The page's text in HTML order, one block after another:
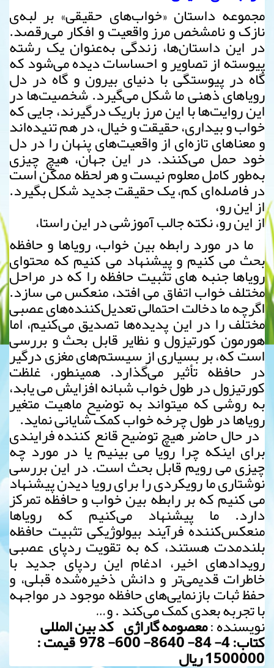
مجموعه داستان «خواب‌های حقیقی» بر لبه‌ی
نازک و نامشخص مرز واقعیت و افکار می‌رقصد.
در این داستان‌ها، زندگی به‌عنوان یک رشته
پیوسته از تصاویر و احساسات دیده می‌شود که
گاه در پیوستگی با دنیای بیرون و گاه در دل
رویاهای ذهنی ما شکل می‌گیرد. شخصیت‌ها در
این روایت‌ها با این مرز باریک درگیرند، جایی که
خواب و بیداری، حقیقت و خیال، در هم تنیده‌اند
و معناهای تازه‌ای از واقعیت‌های پنهان را در دل
خود حمل می‌کنند. در این جهان، هیچ چیزی
به‌طور کامل معلوم نیست و هر لحظه ممکن است
در فاصله‌ای کم، یک حقیقت جدید شکل بگیرد.
از این رو،
از این رو، نکته جالب آموزشی در این راستا،
ما در مورد رابطه بین خواب، رویاها و حافظه
بحث می­ کنیم و پیشنهاد می­ کنیم که محتوای
رویاها جنبه های تثبیت حافظه را که در مراحل
مختلف خواب اتفاق می­ افتد، منعکس می­ سازد.
اگرچه ما دخالت احتمالی تعدیل‌کننده‌های عصبی
مختلف را در این پدیده‌ها تصدیق می‌کنیم، اما
هورمون کورتیزول و نظایر قابل بحث و بررسی
است که، بر بسیاری از سیستم‌های مغزی درگیر
در حافظه تأثیر می‌گذارد. همین­طور، غلظت
کورتیزول در طول خواب شبانه افزایش می یابد،
به روشی که می­تواند به توضیح ماهیت متغیر
رویاها در طول چرخه خواب کمک شایانی نماید.
در حال حاضر هیچ توضیح قانع کننده­ فرایندی
برای اینکه چرا رویا می­ بینیم یا در مورد چه
چیزی می­ رویم قابل بحث است. در این بررسی
نوشتاری ما رویکردی را برای رویا دیدن پیشنهاد
می ­کنیم که بر رابطه بین خواب و حافظه تمرکز
دارد. ما پیشنهاد می‌کنیم که رویاها
منعکس‌کننده فرآیند بیولوژیکی تثبیت حافظه
بلندمدت هستند، که به تقویت ردپای عصبی
رویدادهای اخیر، ادغام این ردپای جدید با
خاطرات قدیمی‌تر و دانش ذخیره‌شده قبلی، و
حفظ ثبات بازنمایی‌های حافظه موجود در مواجهه
با تجربه بعدی کمک می‌کند . و…
نویسنده :معصومه گاراژی کد بین المللی
کتاب: 4- 84- 8640- 600- 978 قیمت :
1500000 ریال